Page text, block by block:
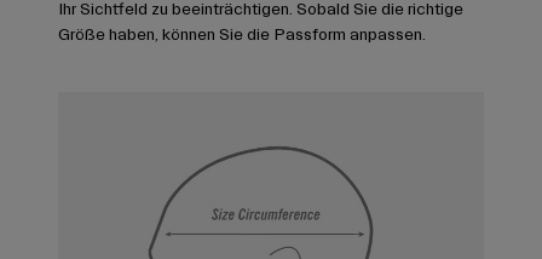
Ihr Sichtfeld zu beeinträchtigen. Sobald Sie die richtige
Größe haben, können Sie die Passform anpassen.